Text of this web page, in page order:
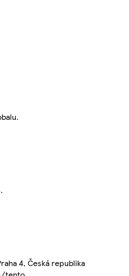
4, Česká republika